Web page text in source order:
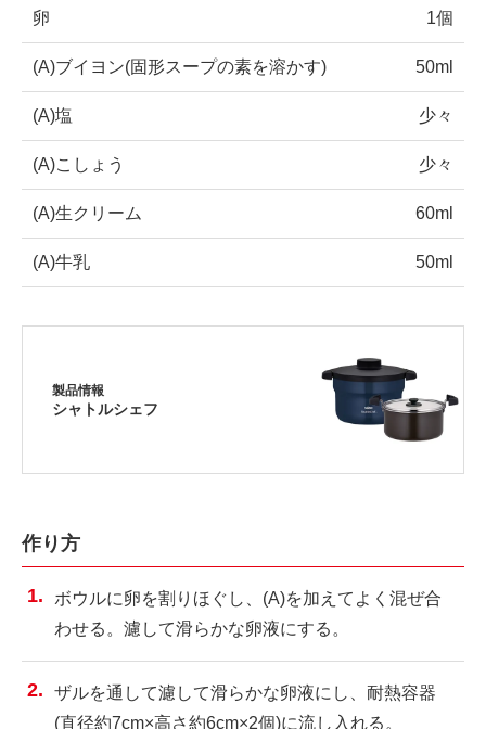
卵 1個
(A)ブイヨン(固形スープの素を溶かす) 50ml
(A)塩 少々
(A)こしょう 少々
(A)生クリーム 60ml
(A)牛乳 50ml
製品情報
シャトルシェフ
作り方
ボウルに卵を割りほぐし、(A)を加えてよく混ぜ合
わせる。濾して滑らかな卵液にする。
ザルを通して濾して滑らかな卵液にし、耐熱容器
(直径約7cm×高さ約6cm×2個)に流し入れる。